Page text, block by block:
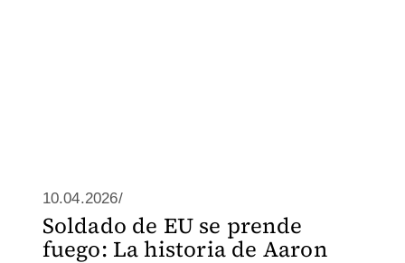
10.04.2026/
Soldado de EU se prende
fuego: La historia de Aaron